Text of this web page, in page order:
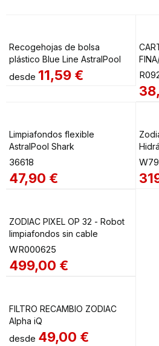
Recogehojas de bolsa
plástico Blue Line AstralPool
desde 11,59 €
Limpiafondos flexible
AstralPool Shark
36618
47,90 €
ZODIAC PIXEL OP 32 - Robot
limpiafondos sin cable
WR000625
499,00 €
FILTRO RECAMBIO ZODIAC
Alpha iQ
desde 49,00 €